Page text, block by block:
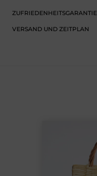
ZUFRIEDENHEITSGARANTIE
VERSAND UND ZEITPLAN